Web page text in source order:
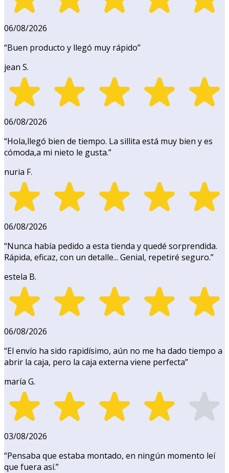
06/08/2026
“Buen producto y llegó muy rápido”
jean S.
06/08/2026
“Hola,llegó bien de tiempo. La sillita está muy bien y es
cómoda,a mi nieto le gusta.”
nuria F.
06/08/2026
“Nunca había pedido a esta tienda y quedé sorprendida.
Rápida, eficaz, con un detalle... Genial, repetiré seguro.”
estela B.
06/08/2026
“El envío ha sido rapidísimo, aún no me ha dado tiempo a
abrir la caja, pero la caja externa viene perfecta”
maría G.
03/08/2026
“Pensaba que estaba montado, en ningún momento leí
que fuera así.”